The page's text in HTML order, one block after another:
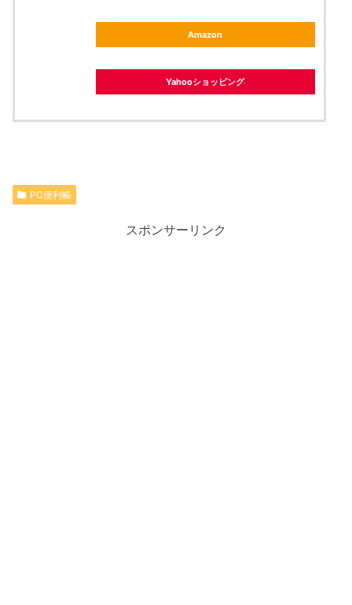
Amazon
Yahooショッピング
PC便利帳
スポンサーリンク